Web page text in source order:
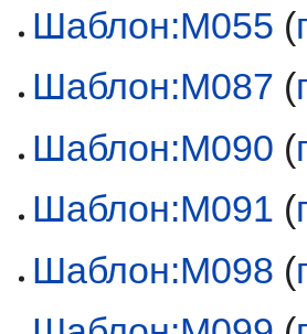
Шаблон:М055 (
Шаблон:М087 (
Шаблон:М090 (
Шаблон:М091 (
Шаблон:М098 (